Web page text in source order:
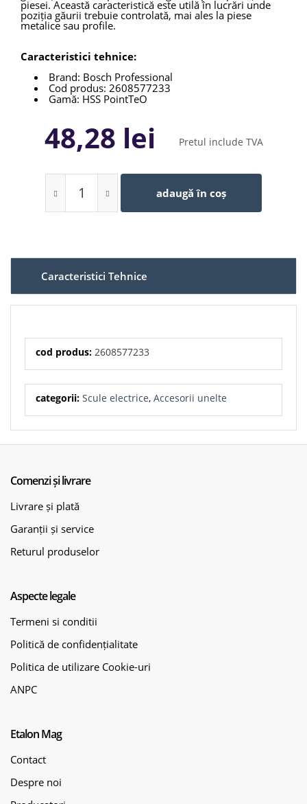
piesei. Această caracteristică este utilă în lucrări unde
poziția găurii trebuie controlată, mai ales la piese
metalice sau profile.
Caracteristici tehnice:
Brand: Bosch Professional
Cod produs: 2608577233
Gamă: HSS PointTeQ
Material: HSS
Standard: DIN 338
Diametru: 6,5 mm
Lungime totală: 101 mm
Prindere: tijă cilindrică
Vârf: PointTeQ autocentrant
Materiale recomandate: oțel, metale neferoase,
48,28 lei Pretul include TVA
adaugă în coș
Caracteristici Tehnice
cod produs: 2608577233
categorii: Scule electrice, Accesorii unelte
Comenzi și livrare
Livrare și plată
Garanții și service
Returul produselor
Aspecte legale
Termeni si conditii
Politică de confidențialitate
Politica de utilizare Cookie-uri
ANPC
Etalon Mag
Contact
Despre noi